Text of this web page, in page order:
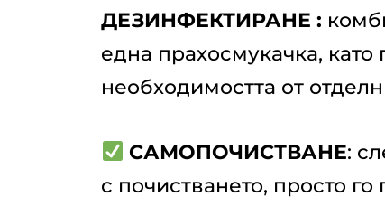
ДЕЗИНФЕКТИРАНЕ :
една прахосмукачка, като
необходимостта от
САМОПОЧИСТВАНЕ:
с почистването, просто го